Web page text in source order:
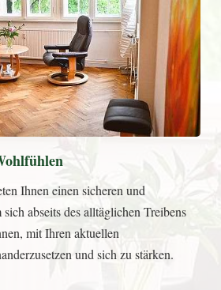
Ihnen einen sicheren und
abseits des alltäglichen Treibens
mit Ihren aktuellen
und sich zu stärken.